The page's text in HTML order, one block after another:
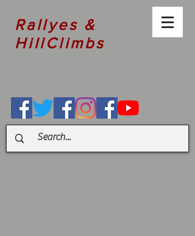
Rallyes &
HillClimbs